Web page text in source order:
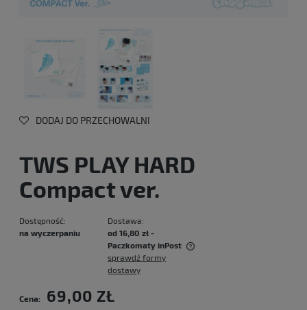
DODAJ DO PRZECHOWALNI
TWS PLAY HARD
Compact ver.
Dostępność:
na wyczerpaniu
Dostawa:
od 16,80 zł -
Paczkomaty inPost
Cena nie zawiera ewentualnych kosztów płatności
sprawdź formy
dostawy
Cena: 69,00 ZŁ